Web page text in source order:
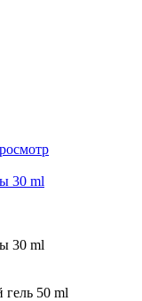
30 ml
30 ml
50 ml